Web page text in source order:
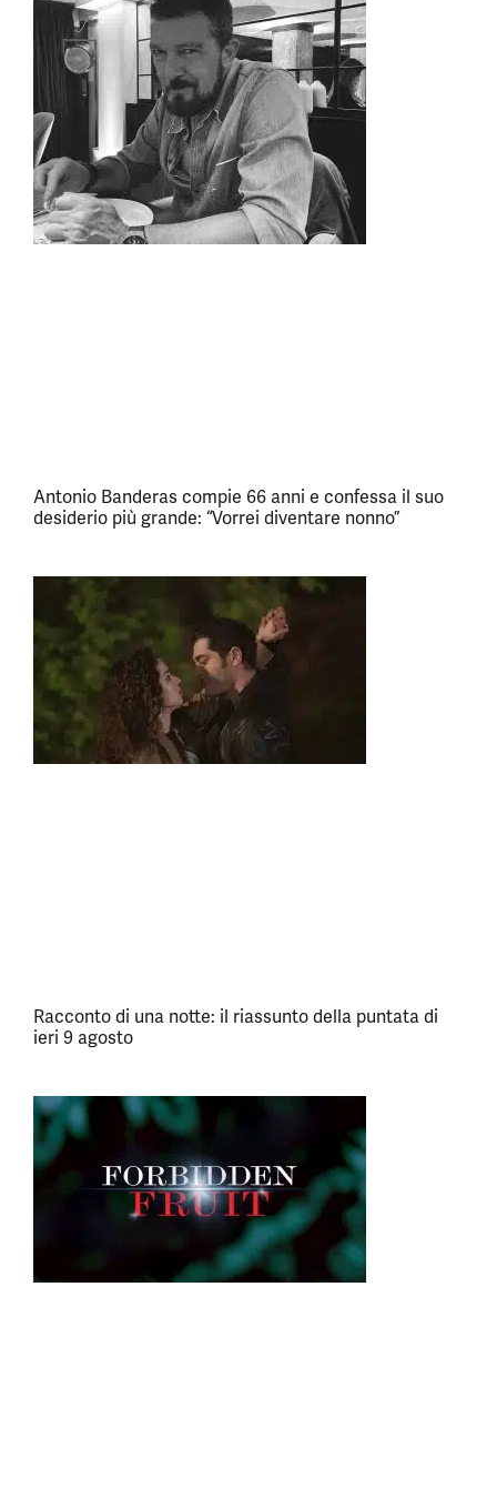
Antonio Banderas compie 66 anni e confessa il suo
desiderio più grande: “Vorrei diventare nonno”
Racconto di una notte: il riassunto della puntata di
ieri 9 agosto